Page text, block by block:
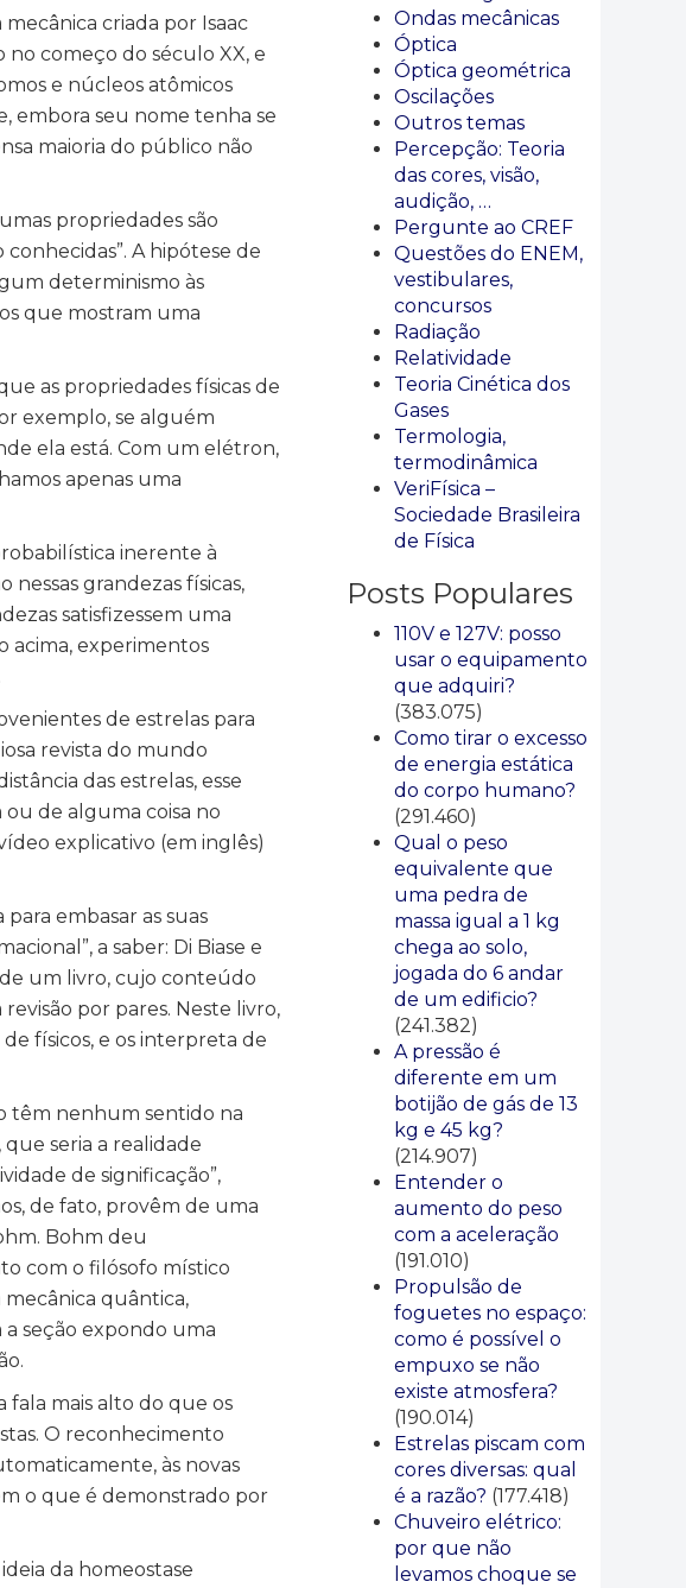
criada por Isaac
começo do século XX, e
e núcleos atômicos
embora seu nome tenha se
maioria do público não
propriedades são
A hipótese de
determinismo às
que mostram uma
as propriedades físicas de
exemplo, se alguém
ela está. Com um elétron,
apenas uma
inerente à
grandezas físicas,
satisfizessem uma
acima, experimentos
de estrelas para
revista do mundo
das estrelas, esse
de alguma coisa no
explicativo (em inglês)
embasar as suas
a saber: Di Biase e
de um livro, cujo conteúdo
por pares. Neste livro,
físicos, e os interpreta de
têm nenhum sentido na
seria a realidade
de significação”,
de fato, provêm de uma
Bohm deu
com o filósofo místico
quântica,
seção expondo uma
fala mais alto do que os
O reconhecimento
às novas
o que é demonstrado por
da homeostase
Ondas mecânicas
Óptica
Óptica geométrica
Oscilações
Outros temas
Percepção: Teoria
das cores, visão,
audição, …
Pergunte ao CREF
Questões do ENEM,
vestibulares,
concursos
Radiação
Relatividade
Teoria Cinética dos
Gases
Termologia,
termodinâmica
VeriFísica –
Sociedade Brasileira
de Física
Posts Populares
110V e 127V: posso
usar o equipamento
que adquiri?
(383.075)
Como tirar o excesso
de energia estática
do corpo humano?
(291.460)
Qual o peso
equivalente que
uma pedra de
massa igual a 1 kg
chega ao solo,
jogada do 6 andar
de um edificio?
(241.382)
A pressão é
diferente em um
botijão de gás de 13
kg e 45 kg?
(214.907)
Entender o
aumento do peso
com a aceleração
(191.010)
Propulsão de
foguetes no espaço:
como é possível o
empuxo se não
existe atmosfera?
(190.014)
Estrelas piscam com
cores diversas: qual
é a razão? (177.418)
Chuveiro elétrico:
por que não
levamos choque se